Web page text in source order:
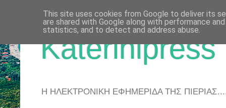
Katerinipress
Η ΗΛΕΚΤΡΟΝΙΚΗ ΕΦΗΜΕΡΙΔΑ ΤΗΣ
This site uses cookies from Google to deliver its
are shared with Google along with performance
statistics, and to detect and address abuse.